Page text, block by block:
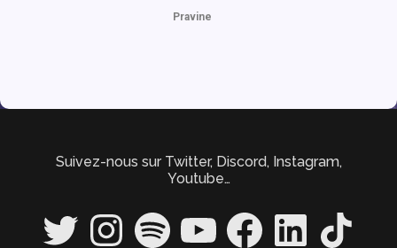
Pravine
Suivez-nous sur Twitter, Discord, Instagram,
Youtube…
Twitter InstagramSpotify YouTube FacebookLinkedIn TikTok